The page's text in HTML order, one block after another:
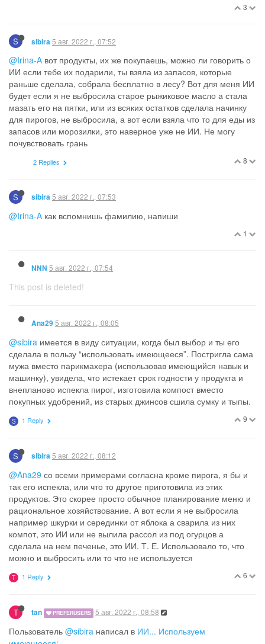
3
S sibira 5 авг. 2022 г., 07:52
@Irina-A вот продукты, их же покупаешь, можно ли говорить о
ИИ если тебе их подарили, ты взяла из запасов, которые
раньше сделала, собрала бесплатно в лесу? Вот для меня ИИ
будет если я не выбросила старое рыжиковое масло а стала
мазать его на пятки, или из всяких остатков сделала начинку
для пирогов, не выбросила, а вот если взяла что то для еды из
запасов или морозилки, это наверное уже не ИИ. Не могу
почувствовать грань
8
2 Replies
S sibira 5 авг. 2022 г., 07:53
@Irina-A как вспомнишь фамилию, напиши
1
NNN 5 авг. 2022 г., 07:54
This post is deleted!
Ana29 5 авг. 2022 г., 08:05
@sibira имеется в виду ситуации, когда был выбор и ты его
сделала в пользу “использовать имеющееся”. Постригла сама
мужа вместо парикмахера (использовав имеющийся навык и
машинку), увидела, что истекает срок годности у продукта и
внепланово испекла пирог, изготовила компост вместо
покупных удобрений, из старых джинсов сшила сумку и тыпы.
9
S 1 Reply
S sibira 5 авг. 2022 г., 08:12
@Ana29 со всеми примерами согласна кроме пирога, я бы и
так его испекла, или что то другое приготовила из этих
продуктов. Это скорее просто обычное планирование меню и
рациональное хозяйствование. А вот если я не выбросила
например шкурки и серединки от яблока а сварила из них
компот, это ИИ или не вылила рассол из под огурцов а
сделала на нем печенье, это ИИ. Т. Е. Использовало то, что
можно и выбросить или то что не используется
6
T 1 Reply
T tan PREFERUSERS 5 авг. 2022 г., 08:58
Пользователь @sibira написал в ИИ... Используем